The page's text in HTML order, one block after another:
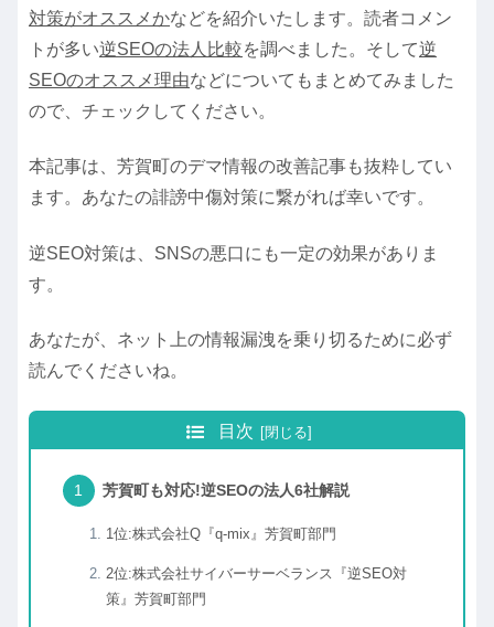
対策がオススメかなどを紹介いたします。読者コメン
トが多い逆SEOの法人比較を調べました。そして逆
SEOのオススメ理由などについてもまとめてみました
ので、チェックしてください。
本記事は、芳賀町のデマ情報の改善記事も抜粋してい
ます。あなたの誹謗中傷対策に繋がれば幸いです。
逆SEO対策は、SNSの悪口にも一定の効果がありま
す。
あなたが、ネット上の情報漏洩を乗り切るために必ず
読んでくださいね。
目次
芳賀町も対応!逆SEOの法人6社解説
1位:株式会社Q『q-mix』芳賀町部門
2位:株式会社サイバーサーベランス『逆SEO対
策』芳賀町部門